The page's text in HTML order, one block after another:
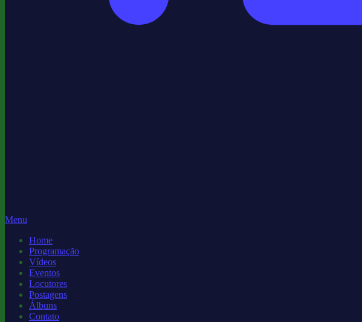
Menu
Home
Programação
Vídeos
Eventos
Locutores
Postagens
Álbuns
Contato